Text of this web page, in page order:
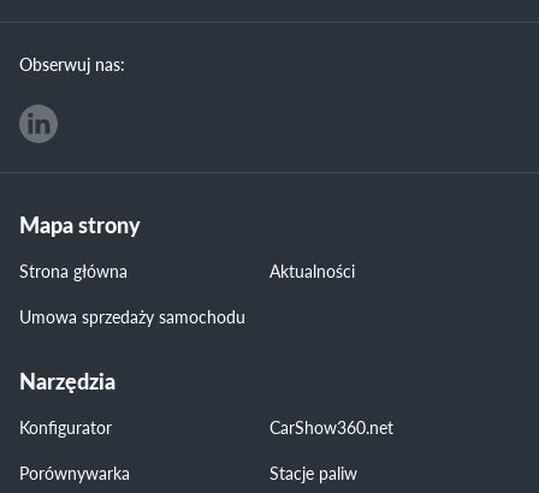
Obserwuj nas:
Mapa strony
Strona główna
Aktualności
Umowa sprzedaży samochodu
Narzędzia
Konfigurator
CarShow360.net
Porównywarka
Stacje paliw